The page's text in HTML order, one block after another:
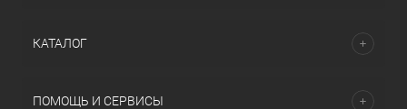
КАТАЛОГ
ПОМОЩЬ И СЕРВИСЫ